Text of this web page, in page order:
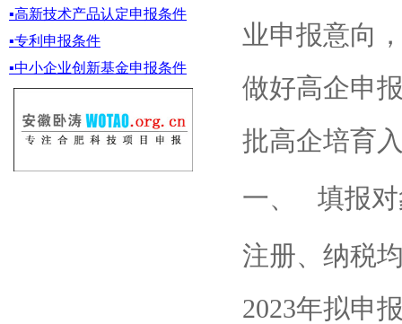
▪高新技术产品认定申报条件
▪专利申报条件
▪中小企业创新基金申报条件
业申报意向
做好高企申
批高企培育
一、 填报对
注册、纳税
2023年拟申